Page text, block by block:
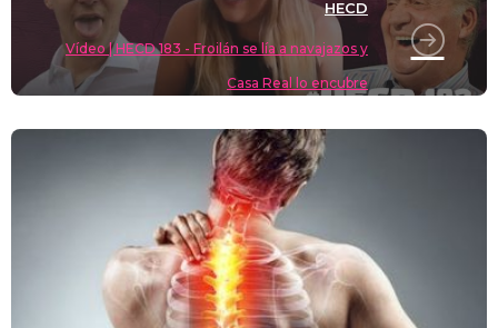
HECD
Vídeo | HECD 183 - Froilán se lía a navajazos y
Casa Real lo encubre